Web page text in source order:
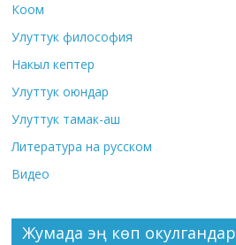
Коом
Улуттук философия
Накыл кептер
Улуттук оюндар
Улуттук тамак-аш
Литература на русском
Видео
Жумада эң көп окулгандар